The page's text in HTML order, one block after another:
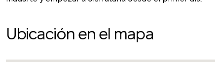
Ubicación en el mapa